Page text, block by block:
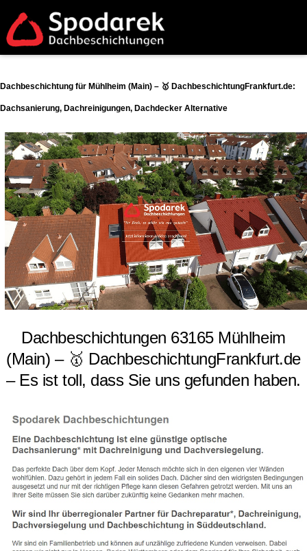
Dachbeschichtung für Mühlheim (Main) – 🥇 DachbeschichtungFrankfurt.de:
Dachsanierung, Dachreinigungen, Dachdecker Alternative
Dachbeschichtungen 63165 Mühlheim
(Main) – 🥇 DachbeschichtungFrankfurt.de
– Es ist toll, dass Sie uns gefunden haben.